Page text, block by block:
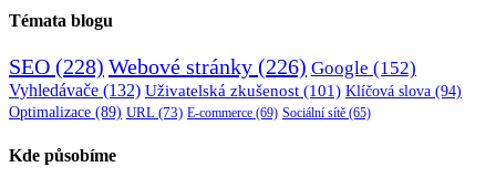
Témata blogu
SEO (228) Webové stránky (226) Google (152)
Vyhledávače (132) Uživatelská zkušenost (101) Klíčová slova (94)
Optimalizace (89) URL (73) E-commerce (69) Sociální sítě (65)
Kde působíme